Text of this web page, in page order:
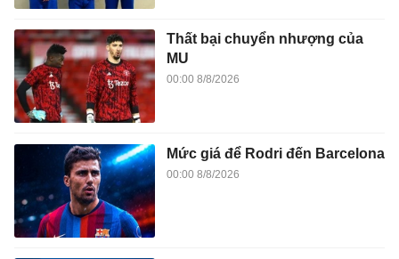
Thất bại chuyển nhượng của
MU
00:00 8/8/2026
Mức giá để Rodri đến Barcelona
00:00 8/8/2026